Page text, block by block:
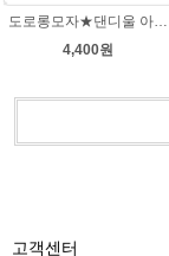
4,400원
고객센터